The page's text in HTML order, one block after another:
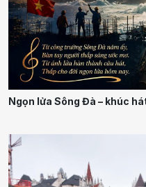
Ngọn lửa Sông Đà – khúc